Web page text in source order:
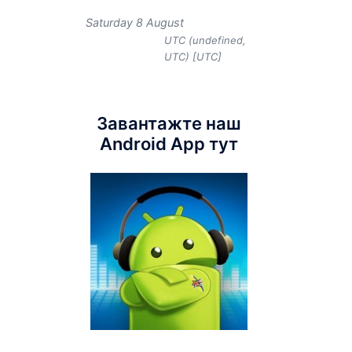
Saturday 8 August
UTC (undefined,
UTC) [UTC]
Завантажте наш
Android App тут